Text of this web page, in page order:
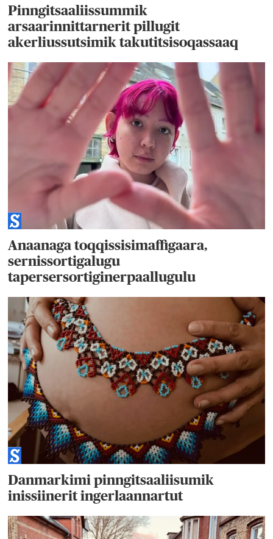
Pinngitsaaliissummik
arsaarinnittarnerit pillugit
akerliussutsimik takutitsisoqassaaq
Anaanaga toqqissisimaffigaara,
sernissortigalugu
tapersersortiginerpaallugulu
Danmarkimi pinngitsaaliisumik
inissiinerit ingerlaannartut